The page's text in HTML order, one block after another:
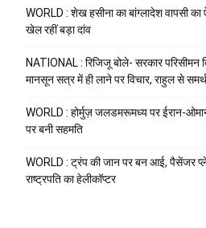
WORLD : शेख हसीना का बांग्लादेश वापसी
खेल रहीं बड़ा दांव
NATIONAL : रिजिजू बोले- सरकार परिसीमन
मानसून सत्र में ही लाने पर विचार, राहुल से
WORLD : होर्मुज़ जलडमरूमध्य पर ईरान-
पर बनी सहमति
WORLD : ट्रंप की जान पर बन आई, पैसेंजर
राष्ट्रपति का हेलीकॉप्टर